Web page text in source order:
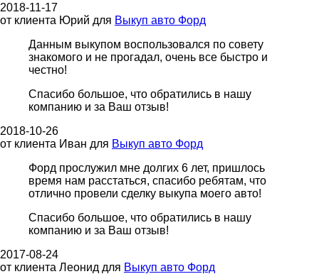
2018-11-17
от клиента Юрий для Выкуп авто Форд
Данным выкупом воспользовался по совету
знакомого и не прогадал, очень все быстро и
честно!
Спасибо большое, что обратились в нашу
компанию и за Ваш отзыв!
2018-10-26
от клиента Иван для Выкуп авто Форд
Форд прослужил мне долгих 6 лет, пришлось
время нам расстаться, спасибо ребятам, что
отлично провели сделку выкупа моего авто!
Спасибо большое, что обратились в нашу
компанию и за Ваш отзыв!
2017-08-24
от клиента Леонид для Выкуп авто Форд